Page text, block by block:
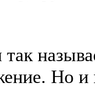
так
Но и